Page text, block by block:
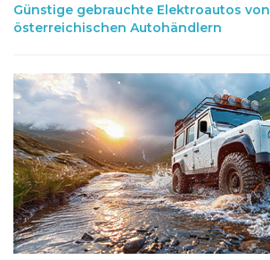
Günstige gebrauchte Elektroautos von
österreichischen Autohändlern